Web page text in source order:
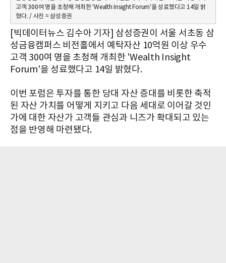
고객 300여 명을 초청해 개최한 'Wealth Insight Forum'을 성료했다고 14일 밝
혔다. / 사진 = 삼성증권
[빅데이터뉴스 김수아 기자] 삼성증권이 서울 서초동 삼
성금융캠퍼스 비전홀에서 예탁자산 10억원 이상 우수
고객 300여 명을 초청해 개최한 'Wealth Insight
Forum'을 성료했다고 14일 밝혔다.
이번 포럼은 투자를 통한 당대 자산 증대를 비롯한 축적
된 자산 가치를 어떻게 지키고 다음 세대로 이어갈 것인
가에 대한 자산가 고객들 관심과 니즈가 확대되고 있는
점을 반영해 마련됐다.